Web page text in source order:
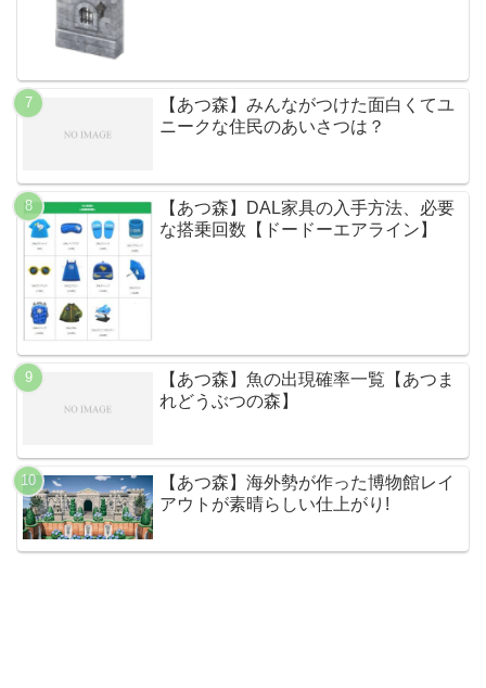
【あつ森】みんながつけた面白くてユ
ニークな住民のあいさつは？
【あつ森】DAL家具の入手方法、必要
な搭乗回数【ドードーエアライン】
【あつ森】魚の出現確率一覧【あつま
れどうぶつの森】
【あつ森】海外勢が作った博物館レイ
アウトが素晴らしい仕上がり!